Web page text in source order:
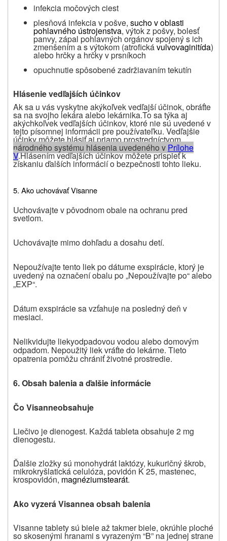
infekcia močových ciest
plesňová infekcia v pošve, sucho v oblasti
pohlavného ústrojenstva, výtok z pošvy, bolesť
panvy, zápal pohlavných orgánov spojený s ich
zmenšením a s výtokom (atrofickávulvovaginitída)
alebo hrčky a hrčky v prsníkoch
opuchnutie spôsobené zadržiavaním tekutín
Hlásenie vedľajších účinkov
Ak sa u vás vyskytne akýkoľvek vedľajší účinok, obráťte
sa na svojho lekára alebo lekárnika.To sa týka aj
akýchkoľvek vedľajších účinkov, ktoré nie sú uvedené v
tejto písomnej informácii pre používateľku. Vedľajšie
účinky môžete hlásiť aj priamo prostredníctvom
národného systému hlásenia uvedeného v Prílohe
V.Hlásením vedľajších účinkov môžete prispieť k
získaniu ďalších informácií o bezpečnosti tohto lieku.
5. Ako uchovávať Visanne
Uchovávajte v pôvodnom obale na ochranu pred
svetlom.
Uchovávajte mimo dohľadu a dosahu detí.
Nepoužívajtetento liekpo dátume exspirácie, ktorý je
uvedený naoznačení obalu po „Nepoužívajte po“ alebo
„EXP“.
Dátum exspirácie sa vzťahuje na posledný deň v
mesiaci.
Nelikvidujte liekyodpadovou vodou alebo domovým
odpadom. Nepoužitý liek vráťte do lekárne. Tieto
opatrenia pomôžu chrániť životné prostredie.
6.Obsah balenia aďalšie informácie
Čo Visanneobsahuje
Liečivo je dienogest. Každá tableta obsahuje 2 mg
dienogestu.
Ďalšie zložky sú monohydrát laktózy, kukuričný škrob,
mikrokryšlatická celulóza, povidón K 25, mastenec,
krospovidón, magnéziumstearát.
Ako vyzeráVisannea obsah balenia
Visanne tablety sú biele až takmer biele, okrúhle ploché
so skosenými hranami s vyrazeným “B” na jednej strane